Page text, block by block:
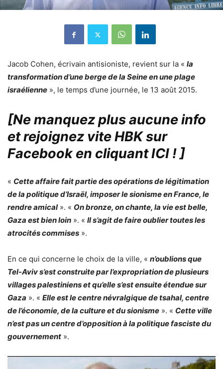
Jacob Cohen, écrivain antisioniste, revient sur la « la
transformation d’une berge de la Seine en une plage
israélienne », le temps d’une journée, le 13 août 2015.
[Ne manquez plus aucune info
et rejoignez vite HBK sur
Facebook en cliquant ICI !]
« Cette affaire fait partie des opérations de légitimation
de la politique d’Israël, imposer le sionisme en France, le
rendre amical ». « On bronze, on chante, la vie est belle,
Gaza est bien loin ». « Il s’agit de faire oublier toutes les
atrocités commises ».
En ce qui concerne le choix de la ville, « n’oublions que
Tel-Aviv s’est construite par l’expropriation de plusieurs
villages palestiniens et qu’elle s’est ensuite étendue sur
Gaza ». « Elle est le centre névralgique de tsahal, centre
de l’économie, de la culture et du sionisme ». « Cette ville
n’est pas un centre d’opposition à la politique fasciste du
gouvernement ».